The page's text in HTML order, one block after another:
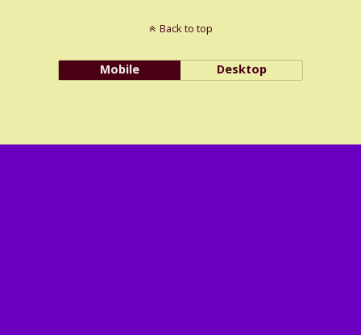
Back to top
Mobile Desktop